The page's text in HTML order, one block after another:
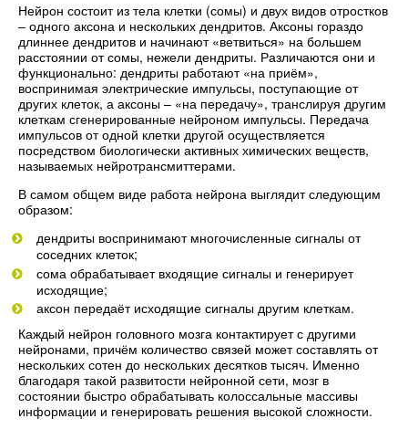
Нейрон состоит из тела клетки (сомы) и двух видов отростков
– одного аксона и нескольких дендритов. Аксоны гораздо
длиннее дендритов и начинают «ветвиться» на большем
расстоянии от сомы, нежели дендриты. Различаются они и
функционально: дендриты работают «на приём»,
воспринимая электрические импульсы, поступающие от
других клеток, а аксоны – «на передачу», транслируя другим
клеткам сгенерированные нейроном импульсы. Передача
импульсов от одной клетки другой осуществляется
посредством биологически активных химических веществ,
называемых нейротрансмиттерами.
В самом общем виде работа нейрона выглядит следующим
образом:
дендриты воспринимают многочисленные сигналы от
соседних клеток;
сома обрабатывает входящие сигналы и генерирует
исходящие;
аксон передаёт исходящие сигналы другим клеткам.
Каждый нейрон головного мозга контактирует с другими
нейронами, причём количество связей может составлять от
нескольких сотен до нескольких десятков тысяч. Именно
благодаря такой развитости нейронной сети, мозг в
состоянии быстро обрабатывать колоссальные массивы
информации и генерировать решения высокой сложности.